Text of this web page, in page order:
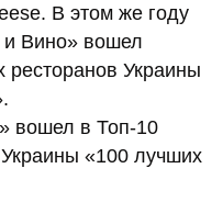
В этом же году
и Вино» вошел
ресторанов Украины
вошел в Топ‑10
Украины «100 лучших